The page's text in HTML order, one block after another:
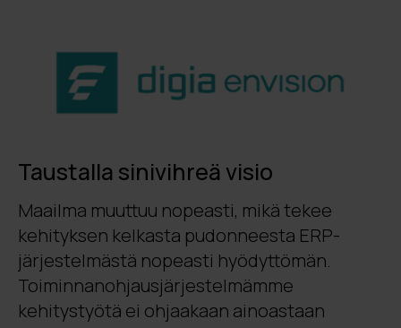
Taustalla sinivihreä visio
Maailma muuttuu nopeasti, mikä tekee
kehityksen kelkasta pudonneesta ERP-
järjestelmästä nopeasti hyödyttömän.
Toiminnanohjausjärjestelmämme
kehitystyötä ei ohjaakaan ainoastaan